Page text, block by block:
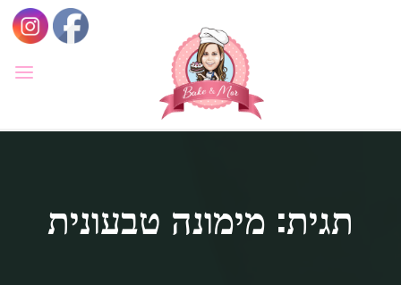
MOR
הולדת,תגית: מימונה טבעונית